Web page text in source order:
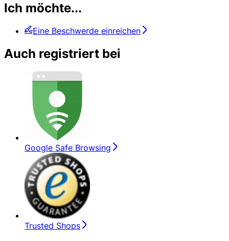
Ich möchte...
Eine Beschwerde einreichen
Auch registriert bei
Google Safe Browsing
Trusted Shops